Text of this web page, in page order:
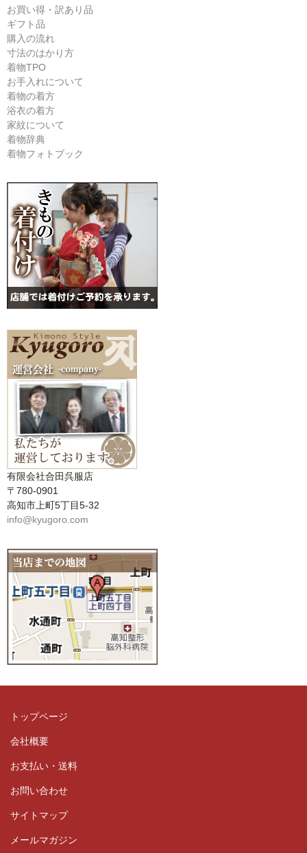
お買い得・訳あり品
ギフト品
購入の流れ
寸法のはかり方
着物TPO
お手入れについて
着物の着方
浴衣の着方
家紋について
着物辞典
着物フォトブック
有限会社合田呉服店
〒780-0901
高知市上町5丁目5-32
info@kyugoro.com
トップページ
会社概要
お支払い・送料
お問い合わせ
サイトマップ
メールマガジン